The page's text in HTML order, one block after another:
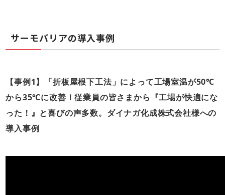
サーモバリアの導入事例
【事例1】「折板屋根下工法」によって工場室温が50℃
から35℃に改善！従業員の皆さまから『工場が快適にな
った！』と喜びの声多数。ダイナガ化成株式会社様への
導入事例